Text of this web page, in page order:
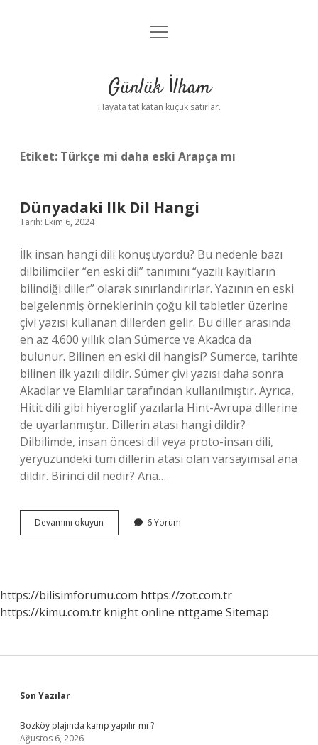
Anasayfa
Yasal Uyarı
menüyü
Günlük İlham
Hayata tat katan küçük satırlar.
Etiket: Türkçe mi daha eski Arapça mı
Dünyadaki Ilk Dil Hangi
Tarih: Ekim 6, 2024
İlk insan hangi dili konuşuyordu? Bu nedenle bazı
dilbilimciler “en eski dil” tanımını “yazılı kayıtların
bilindiği diller” olarak sınırlandırırlar. Yazının en eski
belgelenmiş örneklerinin çoğu kil tabletler üzerine
çivi yazısı kullanan dillerden gelir. Bu diller arasında
en az 4.600 yıllık olan Sümerce ve Akadca da
bulunur. Bilinen en eski dil hangisi? Sümerce, tarihte
bilinen ilk yazılı dildir. Sümer çivi yazısı daha sonra
Akadlar ve Elamlılar tarafından kullanılmıştır. Ayrıca,
Hitit dili gibi hiyeroglif yazılarla Hint-Avrupa dillerine
de uyarlanmıştır. Dillerin atası hangi dildir?
Dilbilimde, insan öncesi dil veya proto-insan dili,
yeryüzündeki tüm dillerin atası olan varsayımsal ana
dildir. Birinci dil nedir? Ana…
Devamını okuyun Dünyadaki
Ilk
6 Yorum
https://bilisimforumu.com https://zot.com.tr
https://kimu.com.tr knight online nttgame Sitemap
Sidebar
Son Yazılar
Bozköy plajında kamp yapılır mı ?
Ağustos 6, 2026